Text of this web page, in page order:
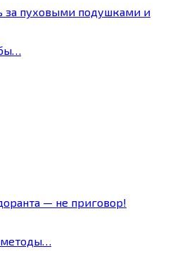
за пуховыми подушками и
— не приговор!